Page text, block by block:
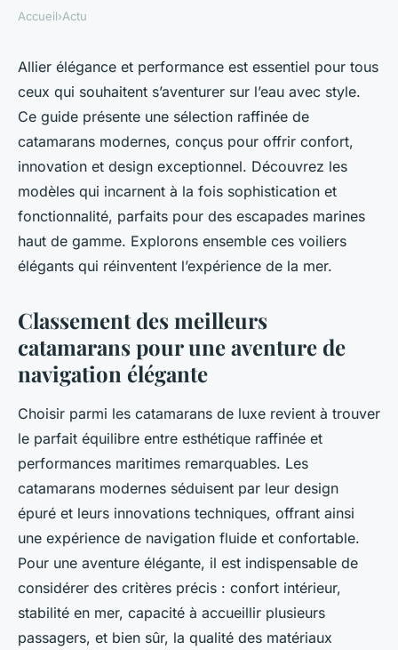
Top catamarans for stylish
sailing adventures to explore
Mya•30 septembre 2025 •6 min de lecture
Accueil›Actu
Allier élégance et performance est essentiel pour tous
ceux qui souhaitent s’aventurer sur l’eau avec style.
Ce guide présente une sélection raffinée de
catamarans modernes, conçus pour offrir confort,
innovation et design exceptionnel. Découvrez les
modèles qui incarnent à la fois sophistication et
fonctionnalité, parfaits pour des escapades marines
haut de gamme. Explorons ensemble ces voiliers
élégants qui réinventent l’expérience de la mer.
Classement des meilleurs
catamarans pour une aventure de
navigation élégante
Choisir parmi les catamarans de luxe revient à trouver
le parfait équilibre entre esthétique raffinée et
performances maritimes remarquables. Les
catamarans modernes séduisent par leur design
épuré et leurs innovations techniques, offrant ainsi
une expérience de navigation fluide et confortable.
Pour une aventure élégante, il est indispensable de
considérer des critères précis : confort intérieur,
stabilité en mer, capacité à accueillir plusieurs
passagers, et bien sûr, la qualité des matériaux